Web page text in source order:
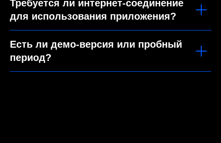
Требуется ли интернет-соединение
для использования приложения?
Есть ли демо-версия или пробный
период?